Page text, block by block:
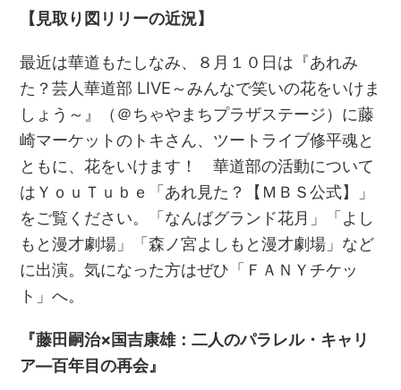
【見取り図リリーの近況】
最近は華道もたしなみ、８月１０日は『あれみ
た？芸人華道部 LIVE～みんなで笑いの花をいけま
しょう～』（＠ちゃやまちプラザステージ）に藤
崎マーケットのトキさん、ツートライブ修平魂と
ともに、花をいけます！ 華道部の活動について
はＹｏｕＴｕｂｅ「あれ見た？【ＭＢＳ公式】」
をご覧ください。「なんばグランド花月」「よし
もと漫才劇場」「森ノ宮よしもと漫才劇場」など
に出演。気になった方はぜひ「ＦＡＮＹチケッ
ト」へ。
『藤田嗣治×国吉康雄：二人のパラレル・キャリ
ア―百年目の再会』